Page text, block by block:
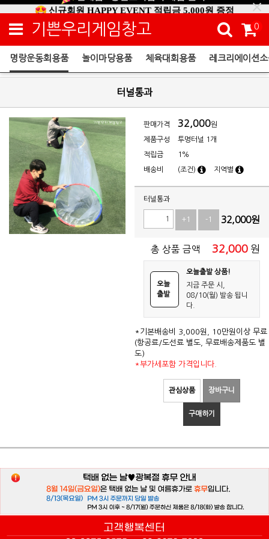
신규회원 HAPPY EVENT 적립금 5,000원 증정
❤ 신제품 ' 컬링&볼링 ' 출시! ❤
기쁜우리게임창고 0
명랑운동회용품 놀이마당용품 체육대회용품 레크리에이션
터널통과
판매가격 32,000원
제품구성 투명터널 1개
적립금 1%
배송비 (조건) 지역별
터널통과
+1 -1 32,000원
총 상품 금액 32,000 원
오늘
출발
오늘출발 상품!
지금 주문 시,
08/10(월) 발송 됩니
다.
*기본배송비 3,000원, 10만원이상 무료
(항공료/도선료 별도, 무료배송제품도 별
도)
*부가세포함 가격입니다.
관심상품 장바구니
구매하기